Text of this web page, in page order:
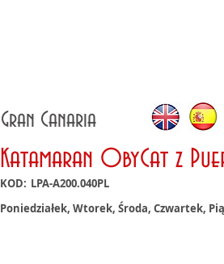
Gran Canaria
Katamaran ObyCat z
KOD: LPA-A200.040PL
Poniedziałek, Wtorek, Środa, Czwartek,